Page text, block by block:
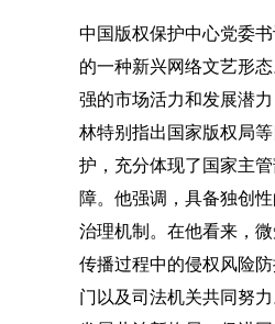
中国版权保护中心党委
的一种新兴网络文艺形
强的市场活力和发展潜
林特别指出国家版权局
护，充分体现了国家主
障。他强调，具备独创
治理机制。在他看来，
传播过程中的侵权风险
门以及司法机关共同努